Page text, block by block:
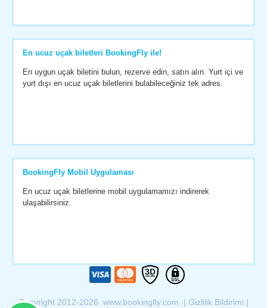
En ucuz uçak biletleri BookingFly ile!
En uygun uçak biletini bulun, rezerve edin, satın alın. Yurt içi ve
yurt dışı en ucuz uçak biletlerini bulabileceğiniz tek adres.
BookingFly Mobil Uygulaması
En ucuz uçak biletlerine mobil uygulamamızı indirerek
ulaşabilirsiniz.
Copyright 2012-2026 www.bookingfly.com | Gizlilik Bildirimi |